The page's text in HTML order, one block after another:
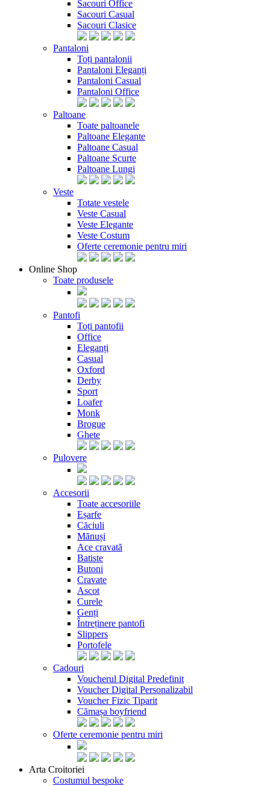
Sacouri Office
Sacouri Casual
Sacouri Clasice
Pantaloni
Toți pantalonii
Pantaloni Eleganți
Pantaloni Casual
Pantaloni Office
Paltoane
Toate paltoanele
Paltoane Elegante
Paltoane Casual
Paltoane Scurte
Paltoane Lungi
Veste
Totate vestele
Veste Casual
Veste Elegante
Veste Costum
Oferte ceremonie pentru miri
Online Shop
Toate produsele
Pantofi
Toți pantofii
Office
Eleganți
Casual
Oxford
Derby
Sport
Loafer
Monk
Brogue
Ghete
Pulovere
Accesorii
Toate accesoriile
Eșarfe
Căciuli
Mănuși
Ace cravată
Batiste
Butoni
Cravate
Ascot
Curele
Genți
Întreținere pantofi
Slippers
Portofele
Cadouri
Voucherul Digital Predefinit
Voucher Digital Personalizabil
Voucher Fizic Tiparit
Cămașa boyfriend
Oferte ceremonie pentru miri
Arta Croitoriei
Costumul bespoke